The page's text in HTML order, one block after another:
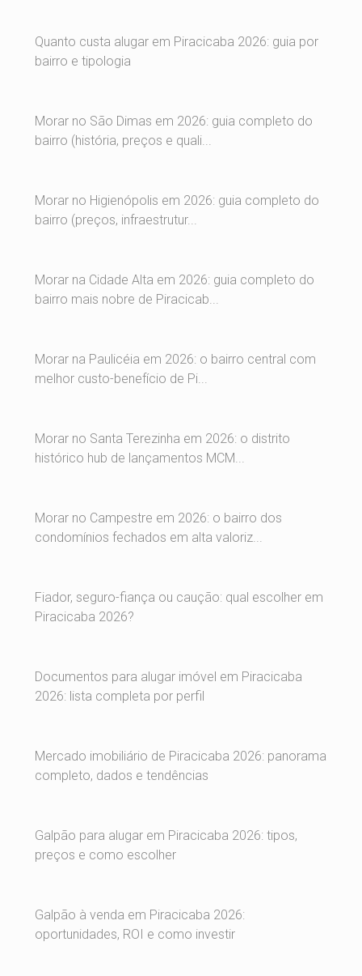
Quanto custa alugar em Piracicaba 2026: guia por
bairro e tipologia
Morar no São Dimas em 2026: guia completo do
bairro (história, preços e quali...
Morar no Higienópolis em 2026: guia completo do
bairro (preços, infraestrutur...
Morar na Cidade Alta em 2026: guia completo do
bairro mais nobre de Piracicab...
Morar na Paulicéia em 2026: o bairro central com
melhor custo-benefício de Pi...
Morar no Santa Terezinha em 2026: o distrito
histórico hub de lançamentos MCM...
Morar no Campestre em 2026: o bairro dos
condomínios fechados em alta valoriz...
Fiador, seguro-fiança ou caução: qual escolher em
Piracicaba 2026?
Documentos para alugar imóvel em Piracicaba
2026: lista completa por perfil
Mercado imobiliário de Piracicaba 2026: panorama
completo, dados e tendências
Galpão para alugar em Piracicaba 2026: tipos,
preços e como escolher
Galpão à venda em Piracicaba 2026:
oportunidades, ROI e como investir